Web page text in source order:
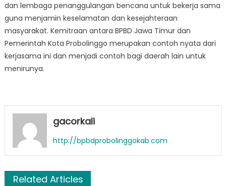
dan lembaga penanggulangan bencana untuk bekerja sama
guna menjamin keselamatan dan kesejahteraan
masyarakat. Kemitraan antara BPBD Jawa Timur dan
Pemerintah Kota Probolinggo merupakan contoh nyata dari
kerjasama ini dan menjadi contoh bagi daerah lain untuk
menirunya.
gacorkali
http://bpbdprobolinggokab.com
Related Articles